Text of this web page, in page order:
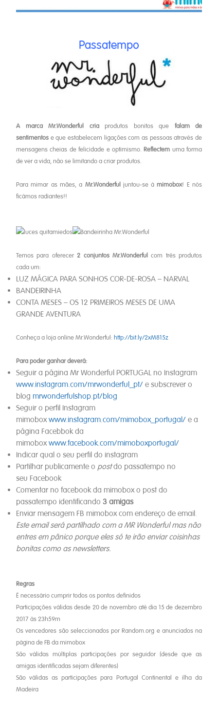
Passatempo
A marca Mr.Wonderful criaprodutos bonitos que falam de
sentimentos e que estabelecem ligações com as pessoas através de
mensagens cheias de felicidade e optimismo.Reflectem uma forma
de ver a vida, não se limitando a criar produtos.
Para mimar as mães, a Mr.Wonderful juntou-se àmimobox! E nós
ficámos radiantes!!
Temos para oferecer2 conjuntos Mr.Wonderfulcom três produtos
cada um:
LUZ MÁGICA PARA SONHOS COR-DE-ROSA – NARVAL
BANDEIRINHA
CONTA MESES – OS 12 PRIMEIROS MESES DE UMA
GRANDE AVENTURA
Conheça a loja online Mr.Wonderful: http://bit.ly/2xM815z
Para poder ganhar deverá:
Seguir a página Mr Wonderful PORTUGAL no Instagram
www.instagram.com/mrwonderful_pt/ e subscrever o
blog mrwonderfulshop.pt/blog
Seguir o perfil Instagram
mimoboxwww.instagram.com/mimobox_portugal/ e a
página Facebbok da
mimoboxwww.facebook.com/mimoboxportugal/
Indicar qual o seu perfil do instagram
Partilhar publicamente o postdo passatempo no
seu Facebook
Comentar no facebook da mimobox o post do
passatempo identificando 3 amigas
Enviar mensagem FB mimobox com endereço de email.
Este email será partilhado com a MR Wonderful mas não
entres em pânico porque eles só te irão enviar coisinhas
bonitas como as newsletters.
Regras
É necessário cumprir todos os pontos definidos
Participações válidas desde 20 de novembro até dia 15 de dezembro
2017 às 23h59m
Os vencedores são seleccionados por Random.org e anunciados na
página de FB da mimobox
São válidas múltiplas participações por seguidor (desde que as
amigas identificadas sejam diferentes)
São válidas as participações para Portugal Continental e ilha da
Madeira